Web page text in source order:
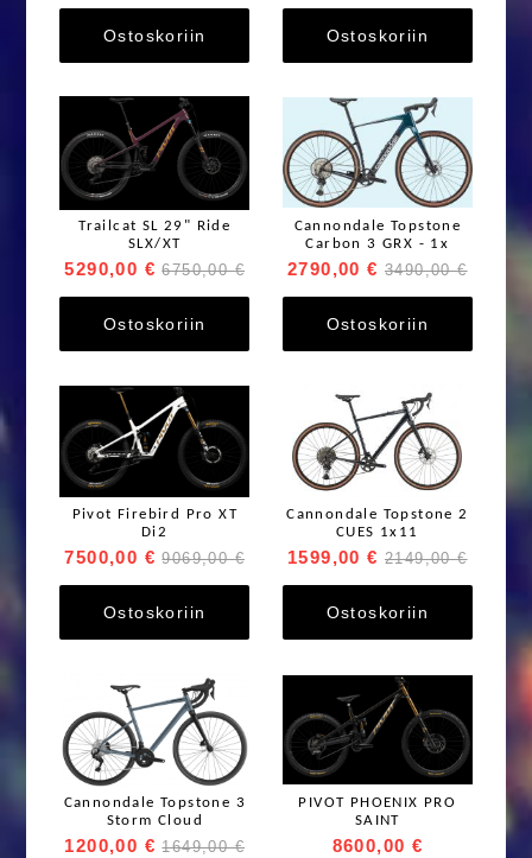
Ostoskoriin Ostoskoriin
Trailcat SL 29" Ride
SLX/XT
5290,00 € 6750,00 €
Ostoskoriin
Cannondale Topstone
Carbon 3 GRX - 1x
2790,00 € 3490,00 €
Ostoskoriin
Pivot Firebird Pro XT
Di2
7500,00 € 9069,00 €
Ostoskoriin
Cannondale Topstone 2
CUES 1x11
1599,00 € 2149,00 €
Ostoskoriin
Cannondale Topstone 3
Storm Cloud
1200,00 € 1649,00 €
PIVOT PHOENIX PRO
SAINT
8600,00 €